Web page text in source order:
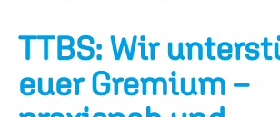
TTBS: Wir
euer Gremium –